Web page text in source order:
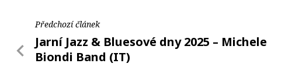
Předchozí článek
Jarní Jazz & Bluesové dny 2025 – Michele
Biondi Band (IT)